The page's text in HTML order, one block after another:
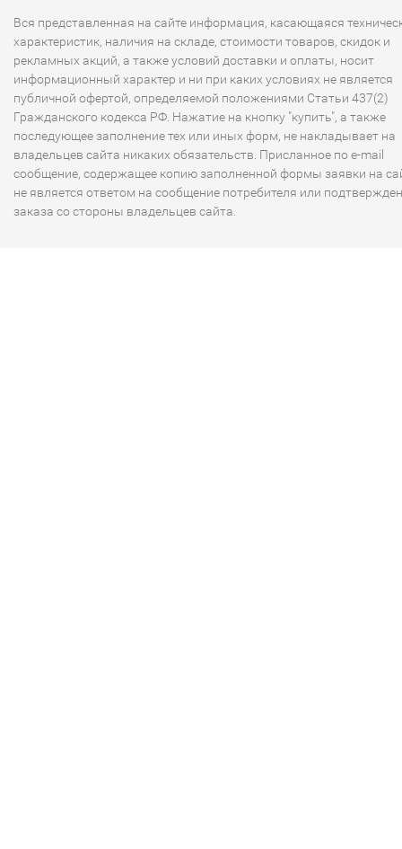
Вся представленная на сайте информация, касающаяся
характеристик, наличия на складе, стоимости товаров, скидок и
рекламных акций, а также условий доставки и оплаты, носит
информационный характер и ни при каких условиях не является
публичной офертой, определяемой положениями Статьи 437(2)
Гражданского кодекса РФ. Нажатие на кнопку "купить", а также
последующее заполнение тех или иных форм, не накладывает на
владельцев сайта никаких обязательств. Присланное по e-mail
сообщение, содержащее копию заполненной формы заявки на
не является ответом на сообщение потребителя или
заказа со стороны владельцев сайта.